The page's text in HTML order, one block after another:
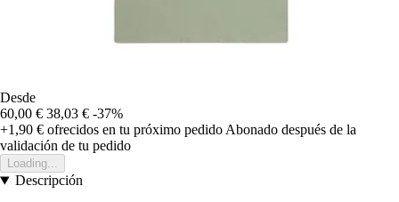
Desde
60,00 € 38,03 € -37%
+1,90 € ofrecidos en tu próximo pedido Abonado después de la
validación de tu pedido
Loading...
Descripción